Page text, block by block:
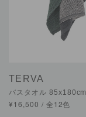
TERVA
バスタオル 85x180cm
¥16,500 / 全12色